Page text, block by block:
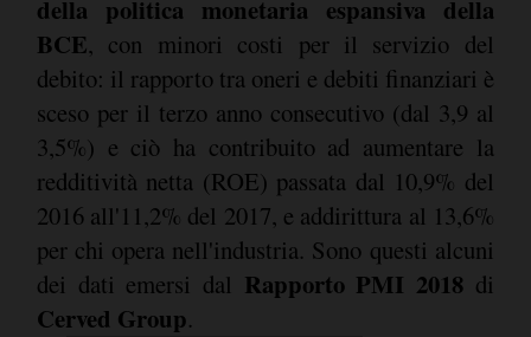
della politica monetaria espansiva della
BCE, con minori costi per il servizio del
debito: il rapporto tra oneri e debiti finanziari è
sceso per il terzo anno consecutivo (dal 3,9 al
3,5%) e ciò ha contribuito ad aumentare la
redditività netta (ROE) passata dal 10,9% del
2016 all'11,2% del 2017, e addirittura al 13,6%
per chi opera nell'industria. Sono questi alcuni
dei dati emersi dal Rapporto PMI 2018di
Cerved Group.